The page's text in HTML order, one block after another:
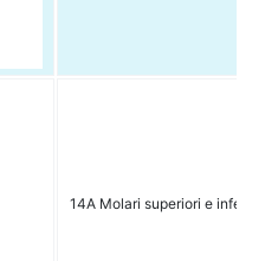
14A Molari superiori e inferiori